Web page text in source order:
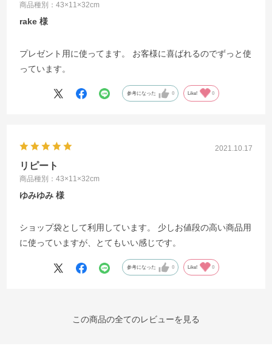
商品種別：43×11×32cm
rake
プレゼント用に使ってます。 お客様に喜ばれるのでずっと使
っています。
参考になった 0 Like! 0
2021.10.17
リピート
商品種別：43×11×32cm
ゆみゆみ
ショップ袋として利用しています。 少しお値段の高い商品用
に使っていますが、とてもいい感じです。
参考になった 0 Like! 0
この商品の全てのレビューを見る